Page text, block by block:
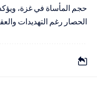
حجم المأساة في غزة،
الحصار رغم التهديدات